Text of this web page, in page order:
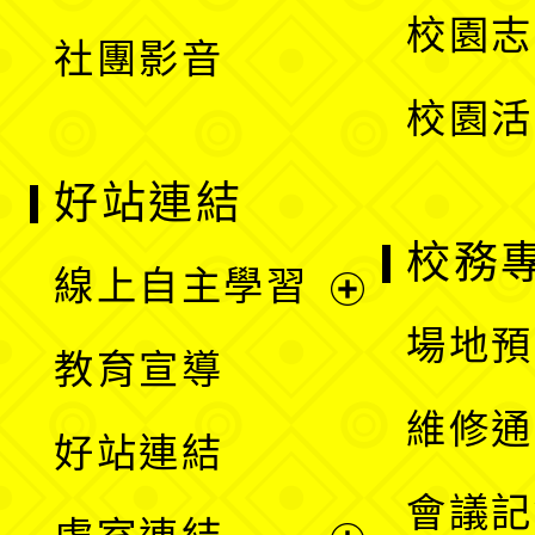
社團影音
校園
校園
好站連結
線上自主學習
教育宣導
好站連結
校務
場地
維修
會議